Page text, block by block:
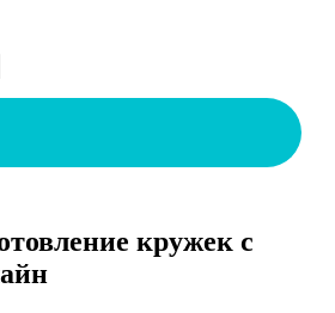
кружек с